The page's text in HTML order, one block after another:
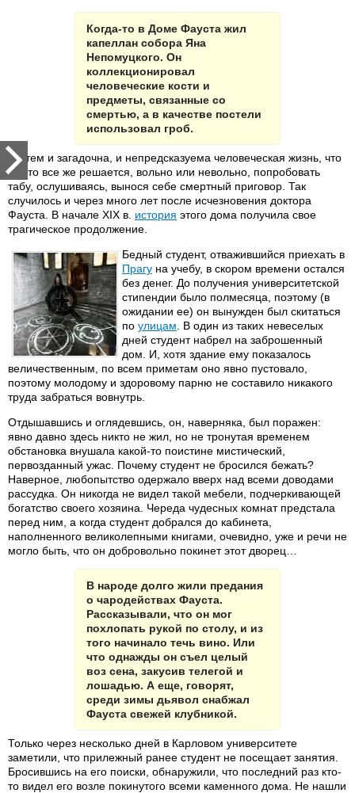
Когда-то в Доме Фауста жил
капеллан собора Яна
Непомуцкого. Он
коллекционировал
человеческие кости и
предметы, связанные со
смертью, а в качестве постели
использовал гроб.
Но тем и загадочна, и непредсказуема человеческая жизнь, что
кто-то все же решается, вольно или невольно, попробовать
табу, ослушиваясь, вынося себе смертный приговор. Так
случилось и через много лет после исчезновения доктора
Фауста. В начале XIX в. история этого дома получила свое
трагическое продолжение.
Бедный студент, отважившийся приехать в
Прагу на учебу, в скором времени остался
без денег. До получения университетской
стипендии было полмесяца, поэтому (в
ожидании ее) он вынужден был скитаться
по улицам . В один из таких невеселых
дней студент набрел на заброшенный
дом. И, хотя здание ему показалось
величественным, по всем приметам оно явно пустовало,
поэтому молодому и здоровому парню не составило никакого
труда забраться вовнутрь.
Отдышавшись и оглядевшись, он, наверняка, был поражен:
явно давно здесь никто не жил, но не тронутая временем
обстановка внушала какой-то поистине мистический,
первозданный ужас. Почему студент не бросился бежать?
Наверное, любопытство одержало вверх над всеми доводами
рассудка. Он никогда не видел такой мебели, подчеркивающей
богатство своего хозяина. Череда чудесных комнат предстала
перед ним, а когда студент добрался до кабинета,
наполненного великолепными книгами, очевидно, уже и речи не
могло быть, что он добровольно покинет этот дворец…
В народе долго жили предания
о чародействах Фауста.
Рассказывали, что он мог
похлопать рукой по столу, и из
того начинало течь вино. Или
что однажды он съел целый
воз сена, закусив телегой и
лошадью. А еще, говорят,
среди зимы дьявол снабжал
Фауста свежей клубникой.
Только через несколько дней в Карловом университете
заметили, что прилежный ранее студент не посещает занятия.
Бросившись на его поиски, обнаружили, что последний раз кто-
то видел его возле покинутого всеми каменного дома. Не нашли